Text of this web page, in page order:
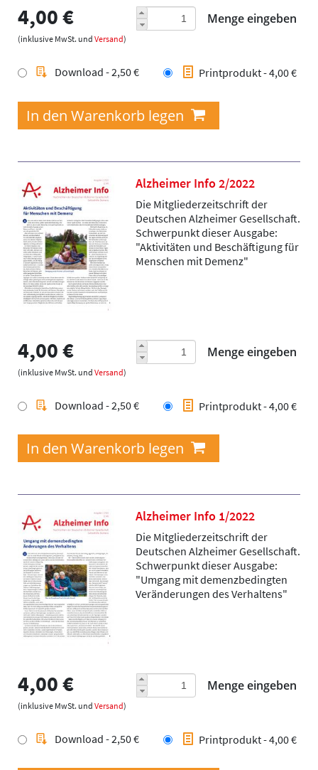
4,00 €
(inklusive MwSt. und Versand)
Printprodukt - 4,00 €
Download - 2,50 €
Menge eingeben
Alzheimer Info 2/2022
Die Mitgliederzeitschrift der
Deutschen Alzheimer Gesellschaft.
Schwerpunkt dieser Ausgabe:
"Aktivitäten und Beschäftigung für
Menschen mit Demenz"
4,00 €
(inklusive MwSt. und Versand)
Printprodukt - 4,00 €
Download - 2,50 €
Menge eingeben
Alzheimer Info 1/2022
Die Mitgliederzeitschrift der
Deutschen Alzheimer Gesellschaft.
Schwerpunkt dieser Ausgabe:
"Umgang mit demenzbedingten
Veränderungen des Verhaltens"
4,00 €
(inklusive MwSt. und Versand)
Printprodukt - 4,00 €
Download - 2,50 €
Menge eingeben